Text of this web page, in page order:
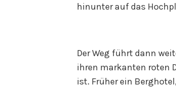
hinunter auf das
Der Weg führt dann
ihren markanten roten
ist. Früher ein